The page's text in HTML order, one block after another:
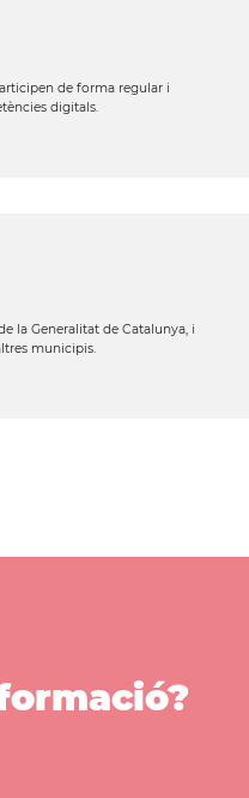
de forma regular i
digitals.
la Generalitat de Catalunya, i
municipis.